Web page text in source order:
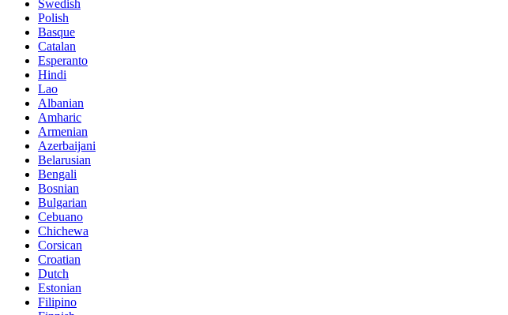
Swedish
Polish
Basque
Catalan
Esperanto
Hindi
Lao
Albanian
Amharic
Armenian
Azerbaijani
Belarusian
Bengali
Bosnian
Bulgarian
Cebuano
Chichewa
Corsican
Croatian
Dutch
Estonian
Filipino